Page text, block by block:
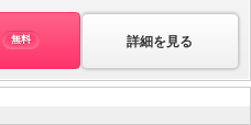
詳細を見る
無料